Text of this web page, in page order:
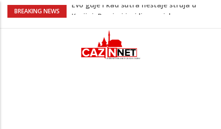
BREAKING NEWS
U Americi na Ahiret preselio Fikret
Oglasilo se Tužilaštvo nakon tragedije u
Bosanskoj Krupi: Objavljeni detalji
slučaja